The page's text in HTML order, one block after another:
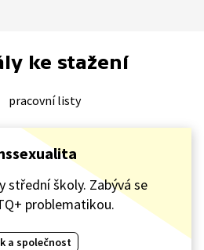
ke stažení
pracovní listy
střední školy. Zabývá se
problematikou.
a společnost